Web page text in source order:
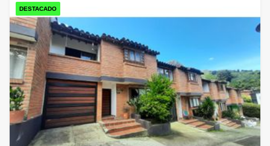
DESTACADO